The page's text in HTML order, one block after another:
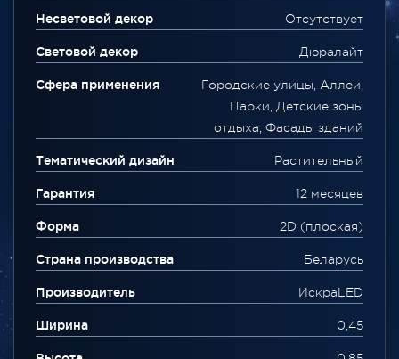
Несветовой декор Отсутствует
Световой декор Дюралайт
Сфера применения
Городские улицы, Аллеи,
Парки, Детские зоны
отдыха, Фасады зданий
Тематический дизайн Растительный
Гарантия 12 месяцев
Форма 2D (плоская)
Страна производства Беларусь
Производитель ИскраLED
Ширина 0,45